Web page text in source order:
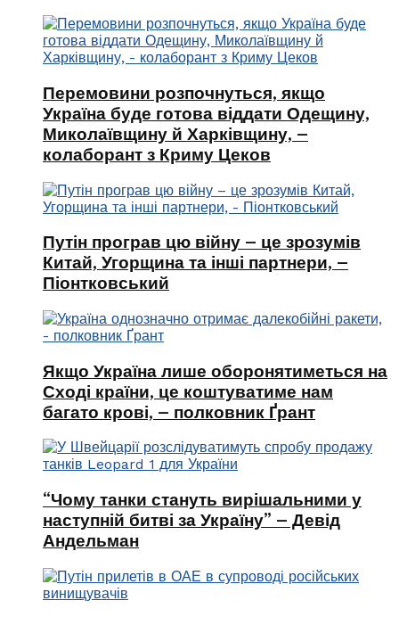
Перемовини розпочнуться, якщо
Україна буде готова віддати Одещину,
Миколаївщину й Харківщину, –
колаборант з Криму Цеков
Путін програв цю війну – це зрозумів
Китай, Угорщина та інші партнери, –
Піонтковський
Якщо Україна лише оборонятиметься на
Сході країни, це коштуватиме нам
багато крові, – полковник Ґрант
“Чому танки стануть вирішальними у
наступній битві за Україну” – Девід
Андельман